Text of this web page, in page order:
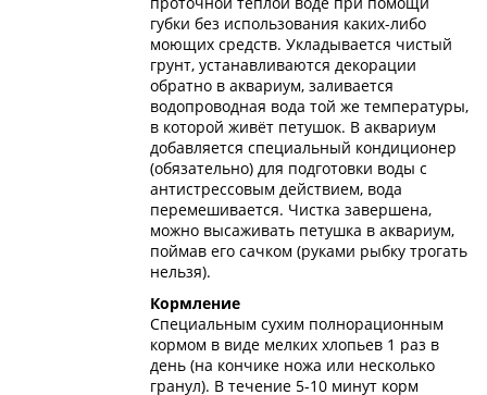
губки без использования каких-либо
моющих средств. Укладывается чистый
грунт, устанавливаются декорации
обратно в аквариум, заливается
водопроводная вода той же температуры,
в которой живёт петушок. В аквариум
добавляется специальный кондиционер
(обязательно) для подготовки воды с
антистрессовым действием, вода
перемешивается. Чистка завершена,
можно высаживать петушка в аквариум,
поймав его сачком (руками рыбку трогать
нельзя).
Кормление
Специальным сухим полнорационным
кормом в виде мелких хлопьев 1 раз в
день (на кончике ножа или несколько
гранул). В течение 5-10 минут корм